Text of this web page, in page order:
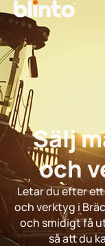
Sälj
och
Letar du efter
och verktyg i
och smidigt få
så att du